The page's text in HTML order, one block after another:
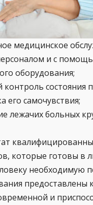
медицинское
и с
оборудования;
контроль состояния
его самочувствия;
лежачих больных
которые готовы в
необходимую
предоставлены
и